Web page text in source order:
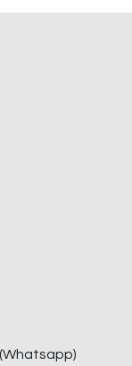
(Whatsapp)